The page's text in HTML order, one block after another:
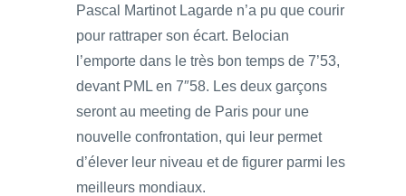
Pascal Martinot Lagarde n’a pu que courir
pour rattraper son écart. Belocian
l’emporte dans le très bon temps de 7’53,
devant PML en 7″58. Les deux garçons
seront au meeting de Paris pour une
nouvelle confrontation, qui leur permet
d’élever leur niveau et de figurer parmi les
meilleurs mondiaux.